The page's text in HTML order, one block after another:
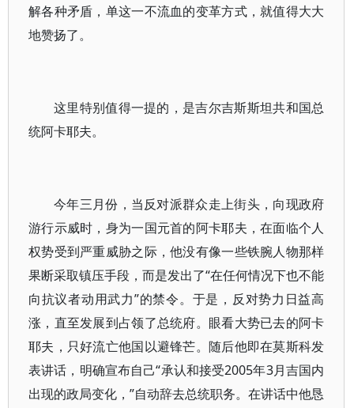
解各种矛盾，单这一不流血的变革方式，就值得大大
地赞扬了。
这里特别值得一提的，是吉尔吉斯斯坦共和国总
统阿卡耶夫。
今年三月份，当反对派群众走上街头，向现政府
游行示威时，身为一国元首的阿卡耶夫，在面临个人
权势受到严重威胁之际，他没有像一些铁腕人物那样
果断采取镇压手段，而是发出了“在任何情况下也不能
向抗议者动用武力”的禁令。于是，反对势力日益高
涨，直至发展到占领了总统府。眼看大势已去的阿卡
耶夫，只好流亡他国以避锋芒。随后他即在莫斯科发
表讲话，明确宣布自己“承认和接受2005年3月吉国内
出现的政局变化，”自动辞去总统职务。在讲话中他恳